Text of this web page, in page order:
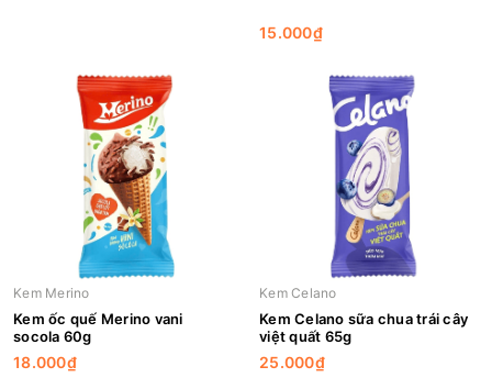
15.000₫
Kem Merino
Kem ốc quế Merino vani
socola 60g
18.000₫
Kem Celano
Kem Celano sữa chua trái cây
việt quất 65g
25.000₫